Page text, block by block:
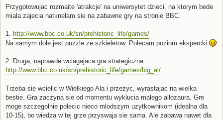
s
Przygotowujac rozmaite 'atrakcje' na uniwersytet dzieci, na ktorym bede
miala zajecia natknelam sie na zabawne gry na stronie BBC.
1. http://www.bbc.co.uk/sn/prehistoric_life/games/
Na samym dole jest puzzle ze szkieletow. Polecam poziom ekspercki
2. Druga, naprawde wciagajaca gra strategiczna.
http://www.bbc.co.uk/sn/prehistoric_life/games/big_al/
Trzeba sie wcielic w Wielkiego Ala i przezyc, wyrastajac na wielka
bestie. Gra zaczyna sie od momentu wyklucia malego allozaura. Gre
moge szczegolnie polecic nieco mlodszym uzytkownikom (idealna dla
10-15), bo wiedza w tej grze przyswaja sie sama. Ale zabawa nawet dla